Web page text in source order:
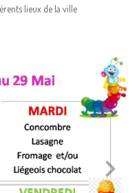
lieux de la ville